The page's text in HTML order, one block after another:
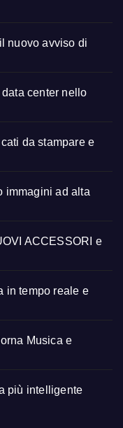
nuovo avviso di
center nello
da stampare e
immagini ad alta
ACCESSORI e
in tempo reale e
Musica e
più intelligente